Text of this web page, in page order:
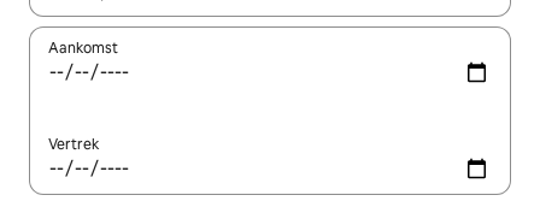
Aankomst
Vertrek